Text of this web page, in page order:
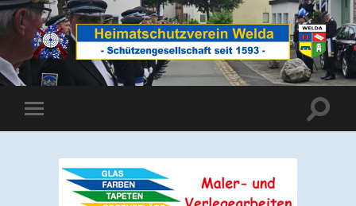
Heimatschutzverein
Welda
Menü